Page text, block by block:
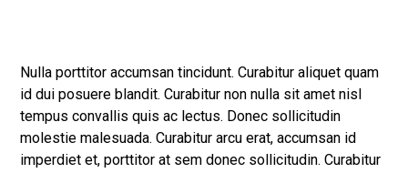
Nulla porttitor accumsan tincidunt. Curabitur aliquet quam
id dui posuere blandit. Curabitur non nulla sit amet nisl
tempus convallis quis ac lectus. Donec sollicitudin
molestie malesuada. Curabitur arcu erat, accumsan id
imperdiet et, porttitor at sem donec sollicitudin. Curabitur